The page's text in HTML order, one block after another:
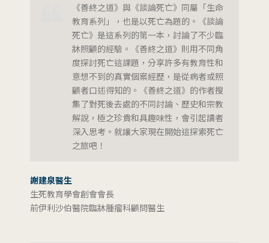
《善終之道》與《談論死亡》同屬「生命
教育系列」，也是以死亡為題的。《談論
死亡》是這系列的第一本，討論了不少臨
牀照顧的經驗。《善終之道》則用不同角
度探討死亡這課題，分享許多有教育性和
意想不到的真實個案經歷，是從病者或照
顧者口述得知的。《善終之道》的作者搜
集了對死後去處的不同討論、歷史和宗教
解說，極之珍貴和具趣味性，會引起讀者
深入思考。就讓大家現在開始這探索死亡
之旅吧！
謝建泉醫生
生死教育學會創會會長
前伊利沙伯醫院臨牀腫瘤科顧問醫生